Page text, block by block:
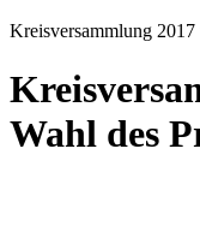
Kreisversammlung
Wahl des